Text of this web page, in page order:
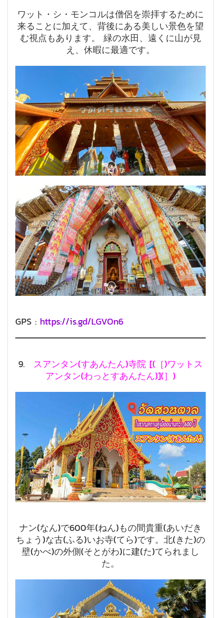
ワット・シ・モンコルは僧侶を崇拝するために
来ることに加えて、背後にある美しい景色を望
む視点もあります。 緑の水田、遠くに山が見
え、休暇に最適です。
GPS : https://is.gd/LGVOn6
9. スアンタン(すあんたん)寺院 [(［)ワットス
アンタン(わっとすあんたん)](］)
ナン(なん)で600年(ねん)もの間貴重(あいだき
ちょう)な古(ふる)いお寺(てら)です。北(きた)の
壁(かべ)の外側(そとがわ)に建(た)てられまし
た。